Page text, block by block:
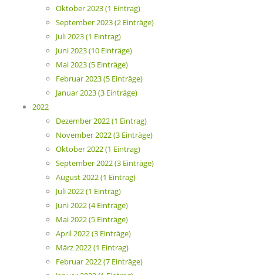
Oktober 2023 (1 Eintrag)
September 2023 (2 Einträge)
Juli 2023 (1 Eintrag)
Juni 2023 (10 Einträge)
Mai 2023 (5 Einträge)
Februar 2023 (5 Einträge)
Januar 2023 (3 Einträge)
2022
Dezember 2022 (1 Eintrag)
November 2022 (3 Einträge)
Oktober 2022 (1 Eintrag)
September 2022 (3 Einträge)
August 2022 (1 Eintrag)
Juli 2022 (1 Eintrag)
Juni 2022 (4 Einträge)
Mai 2022 (5 Einträge)
April 2022 (3 Einträge)
März 2022 (1 Eintrag)
Februar 2022 (7 Einträge)